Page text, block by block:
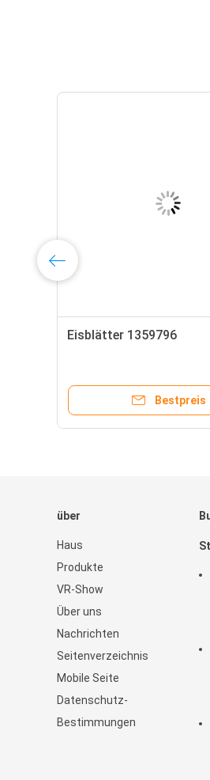
Eisblätter 1359796
Bestpreis
über
Haus
Produkte
VR-Show
Über uns
Nachrichten
Seitenverzeichnis
Mobile Seite
Datenschutz-
Bestimmungen